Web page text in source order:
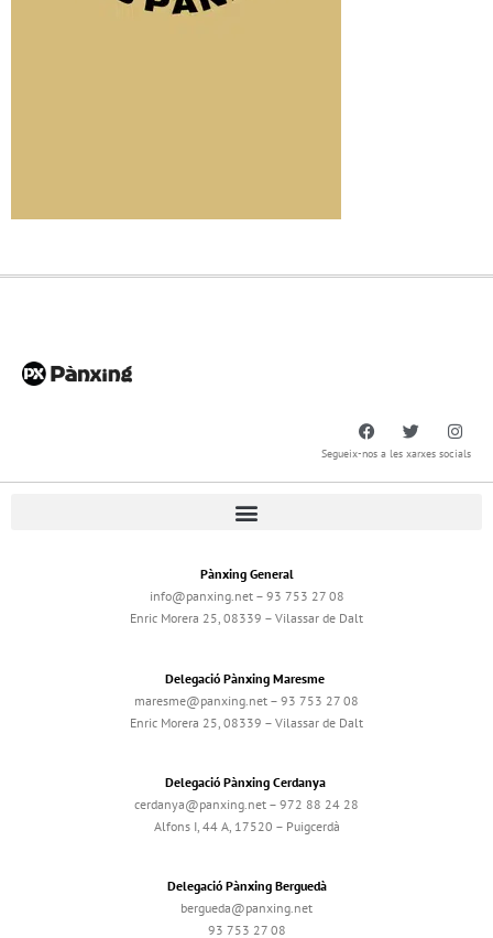
Segueix-nos a les xarxes socials
Pànxing General
info@panxing.net – 93 753 27 08
Enric Morera 25, 08339 – Vilassar de Dalt
Delegació Pànxing Maresme
maresme@panxing.net – 93 753 27 08
Enric Morera 25, 08339 – Vilassar de Dalt
Delegació Pànxing Cerdanya
cerdanya@panxing.net – 972 88 24 28
Alfons I, 44 A, 17520 – Puigcerdà
Delegació Pànxing Berguedà
bergueda@panxing.net
93 753 27 08